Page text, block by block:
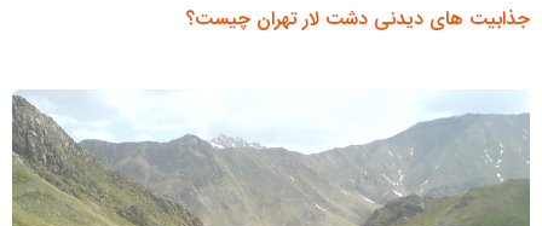
جذابیت های دیدنی دشت لار تهران چیست؟